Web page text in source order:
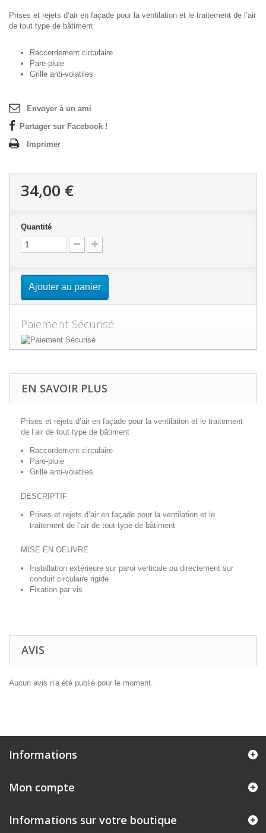
Prises et rejets d’air en façade pour la ventilation et le traitement de l’air
de tout type de bâtiment
Raccordement circulaire
Pare-pluie
Grille anti-volatiles
Envoyer à un ami
Partager sur Facebook !
Imprimer
34,00 €
Quantité
Ajouter au panier
Paiement Sécurisé
EN SAVOIR PLUS
Prises et rejets d’air en façade pour la ventilation et le traitement
de l’air de tout type de bâtiment
Raccordement circulaire
Pare-pluie
Grille anti-volatiles
DESCRIPTIF
Prises et rejets d’air en façade pour la ventilation et le
traitement de l’air de tout type de bâtiment
MISE EN OEUVRE
Installation extérieure sur paroi verticale ou directement sur
conduit circulaire rigide
Fixation par vis
AVIS
Aucun avis n'a été publié pour le moment.
Informations
Mon compte
Informations sur votre boutique